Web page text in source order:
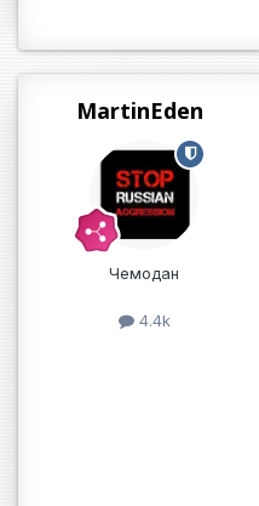
MartinEden
Чемодан
4.4k